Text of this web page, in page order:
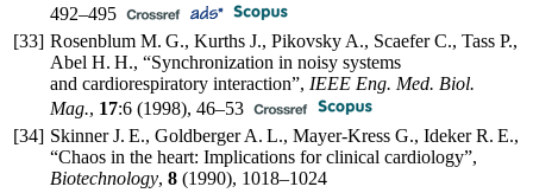
492–495
[33] Rosenblum M. G., Kurths J., Pikovsky A., Scaefer C., Tass P.,
Abel H. H., “Synchronization in noisy systems
and cardiorespiratory interaction”, IEEE Eng. Med. Biol.
Mag., 17:6 (1998), 46–53
[34] Skinner J. E., Goldberger A. L., Mayer-Kress G., Ideker R. E.,
“Chaos in the heart: Implications for clinical cardiology”,
Biotechnology, 8 (1990), 1018–1024